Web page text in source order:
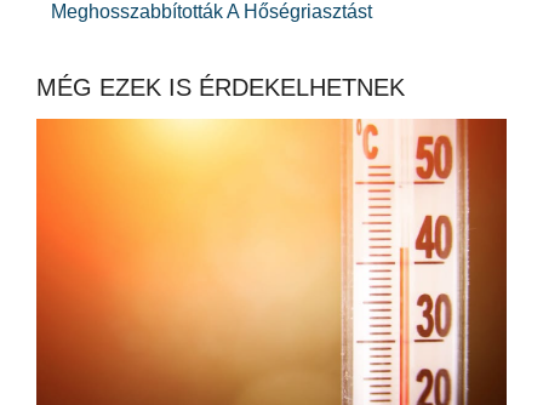
Meghosszabbították A Hőségriasztást
MÉG EZEK IS ÉRDEKELHETNEK